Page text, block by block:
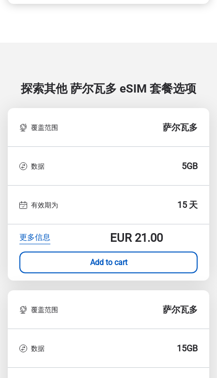
探索其他 萨尔瓦多 eSIM 套餐选项
覆盖范围 萨尔瓦多
数据 5GB
有效期为 15 天
更多信息 EUR21.00
Add to cart
覆盖范围 萨尔瓦多
数据 15GB